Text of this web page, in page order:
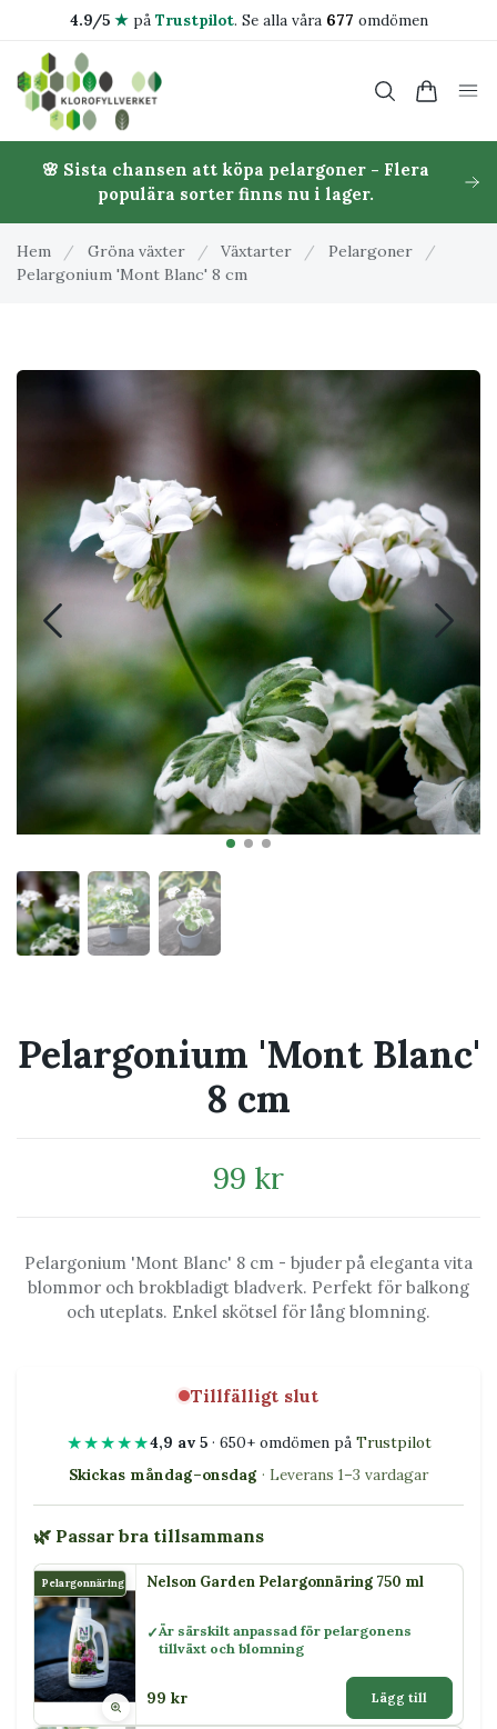
4.9/5 ★på Trustpilot. Se alla våra 677 omdömen
🌸 Sista chansen att köpa pelargoner - Flera
populära sorter finns nu i lager.
Hem / Gröna växter / Växtarter / Pelargoner
/
Pelargonium 'Mont Blanc' 8 cm
Pelargonium 'Mont Blanc'
8 cm
99 kr
Pelargonium 'Mont Blanc' 8 cm - bjuder på eleganta vita
blommor och brokbladigt bladverk. Perfekt för balkong
och uteplats. Enkel skötsel för lång blomning.
Tillfälligt slut
★★★★★4,9 av 5· 650+ omdömen på Trustpilot
Skickas måndag–onsdag · Leverans 1–3 vardagar
🌿 Passar bra tillsammans
Pelargonnäring Nelson Garden Pelargonnäring 750 ml
Är särskilt anpassad för pelargonens
tillväxt och blomning
99 kr Lägg till